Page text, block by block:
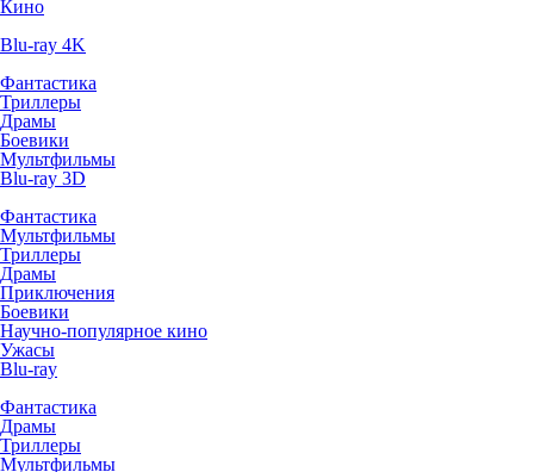
Кино
Blu-ray 4K
Фантастика
Триллеры
Драмы
Боевики
Мультфильмы
Blu-ray 3D
Фантастика
Мультфильмы
Триллеры
Драмы
Приключения
Боевики
Научно-популярное кино
Ужасы
Blu-ray
Фантастика
Драмы
Триллеры
Мультфильмы